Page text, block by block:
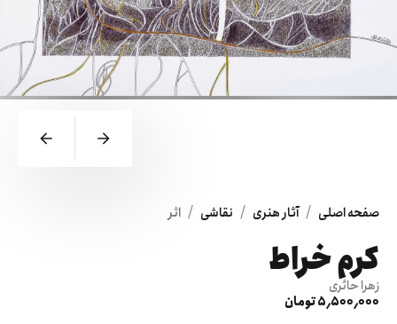
صفحه اصلی / آثار هنری / نقاشی / اثر
کرم خراط
زهرا حائری
5٬500٬000 تومان